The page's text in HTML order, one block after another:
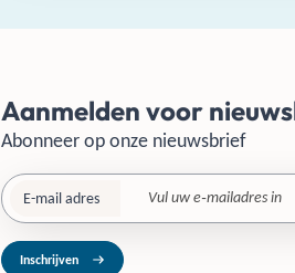
Aanmelden voor
Abonneer op onze nieuwsbrief
E-mail adres
Inschrijven